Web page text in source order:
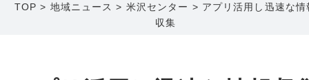
TOP > 地域ニュース > 米沢センター > アプリ活用し迅速な情
収集